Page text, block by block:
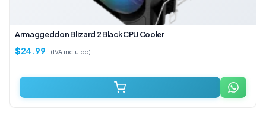
Armaggeddon Blizard 2 Black CPU Cooler
$24.99 (IVA incluido)